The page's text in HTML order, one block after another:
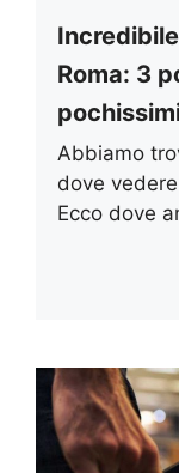
Roma: 3
Abbiamo
dove
Ecco dove